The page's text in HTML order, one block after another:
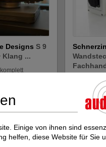
DesignsS 9
Klang ...
Kabel,
Einige von ihnen sind
helfen, diese Website für Sie